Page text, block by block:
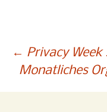
Beitragsnavigation
← Privacy Week
Monatliches